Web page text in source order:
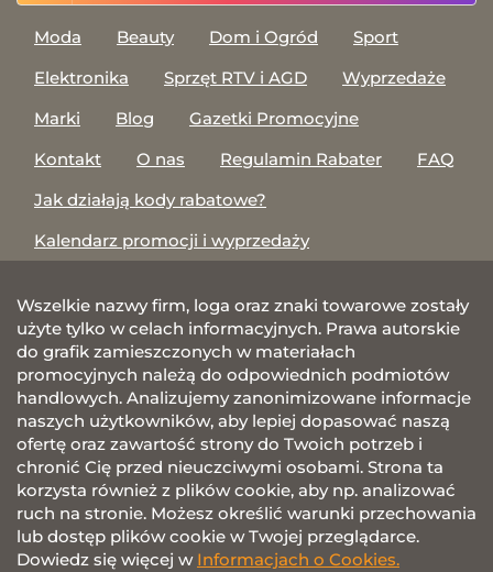
Moda Beauty Dom i Ogród
Sport
Elektronika
Sprzęt RTV i AGD
Wyprzedaże
Marki
Blog
Gazetki Promocyjne
Kontakt
O nas Regulamin Rabater
FAQ
Jak działają kody rabatowe?
Kalendarz promocji i wyprzedaży
Wszelkie nazwy firm, loga oraz znaki towarowe zostały
użyte tylko w celach informacyjnych. Prawa autorskie
do grafik zamieszczonych w materiałach
promocyjnych należą do odpowiednich podmiotów
handlowych. Analizujemy zanonimizowane informacje
naszych użytkowników, aby lepiej dopasować naszą
ofertę oraz zawartość strony do Twoich potrzeb i
chronić Cię przed nieuczciwymi osobami. Strona ta
korzysta również z plików cookie, aby np. analizować
ruch na stronie. Możesz określić warunki przechowania
lub dostęp plików cookie w Twojej przeglądarce.
Dowiedz się więcej w Informacjach o Cookies.